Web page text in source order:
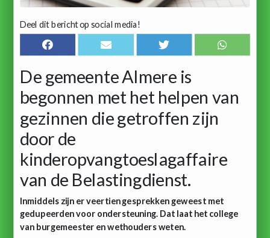
Deel dit bericht op social media!
De gemeente Almere is
begonnen met het helpen van
gezinnen die getroffen zijn
door de
kinderopvangtoeslagaffaire
van de Belastingdienst.
Inmiddels zijn er veertien gesprekken geweest met
gedupeerden voor ondersteuning. Dat laat het college
van burgemeester en wethouders weten.